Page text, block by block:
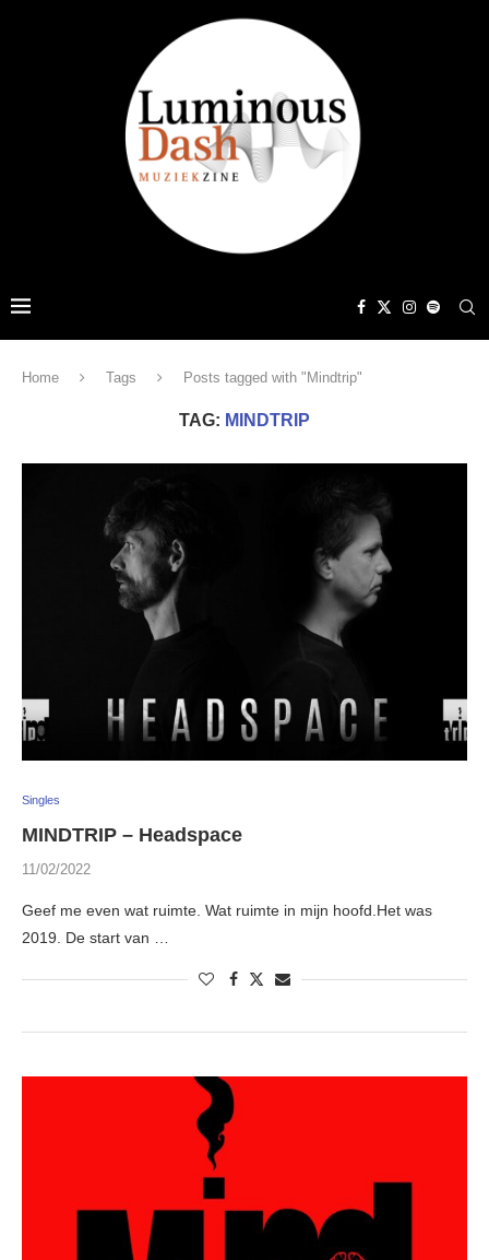
Home Tags Posts tagged with "Mindtrip"
TAG: MINDTRIP
Singles
MINDTRIP – Headspace
11/02/2022
Geef me even wat ruimte. Wat ruimte in mijn hoofd.Het was
2019. De start van …